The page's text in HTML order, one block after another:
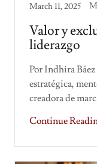
March 11, 2025
Valor y
liderazgo
Por Indhira
estratégica,
creadora de
Continue